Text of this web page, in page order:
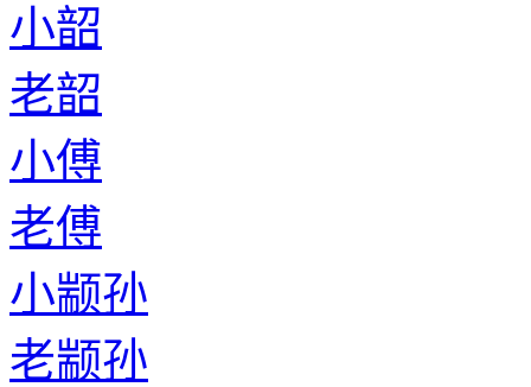
小韶
老韶
小傅
老傅
小颛孙
老颛孙